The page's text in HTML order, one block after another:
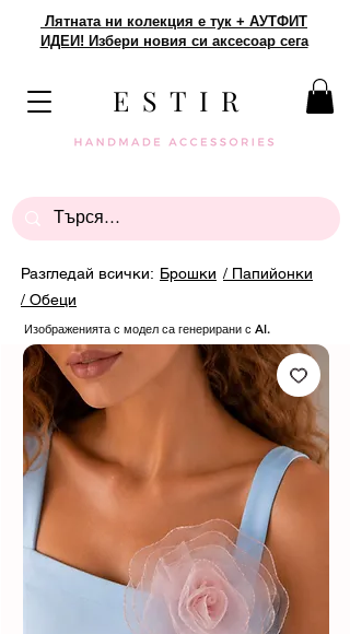
Лятната ни колекция е тук + АУТФИТ
ИДЕИ! Избери новия си аксесоар сега
E S T I R
Разгледай всички: Брошки / Папийонки
/ Обеци
Изображенията с модел са генерирани с AI.